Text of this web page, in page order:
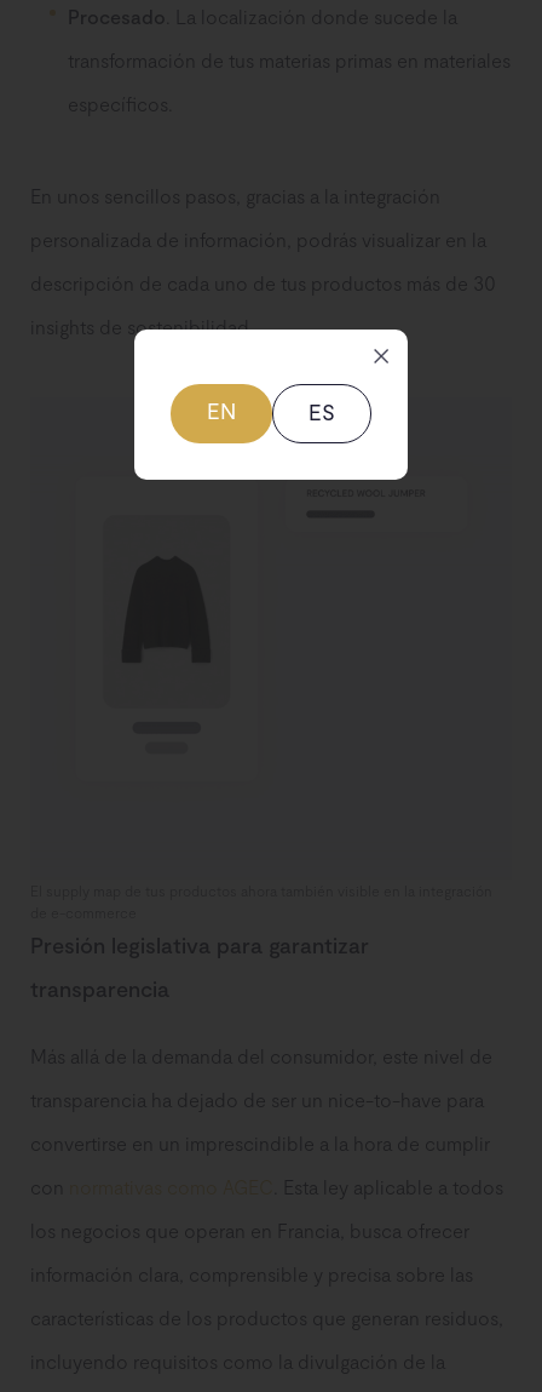
Procesado
. La localización donde sucede la
transformación de tus materias primas en materiales
específicos.
En unos sencillos pasos, gracias a la integración
personalizada de información, podrás visualizar en la
descripción de cada uno de tus productos más de 30
insights de sostenibilidad.
Presión legislativa para garantizar
transparencia
Más allá de la demanda del consumidor, este nivel de
transparencia ha dejado de ser un nice-to-have para
convertirse en un imprescindible a la hora de cumplir
. Esta ley aplicable a todos
los negocios que operan en Francia, busca ofrecer
información clara, comprensible y precisa sobre las
características de los productos que generan residuos,
incluyendo requisitos como la divulgación de la
EN ES